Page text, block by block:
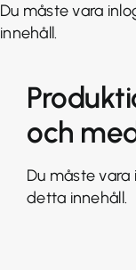
Fortsätt
till
Du måste vara
innehåll.
och
Du måste
detta innehåll.